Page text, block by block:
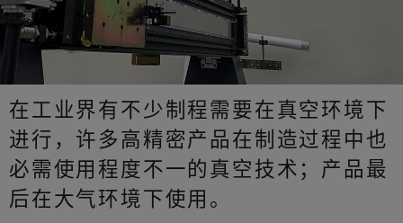
在工业界有不少制程需要在真空环境下
进行，许多高精密产品在制造过程中也
必需使用程度不一的真空技术；产品最
后在大气环境下使用。